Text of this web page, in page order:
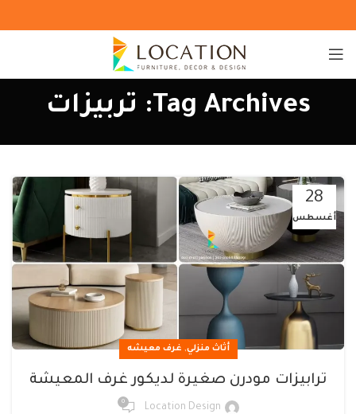
Tag Archives: تربيزات
28
أغسطس
أثاث منزلي, غرف معيشه
ترابيزات مودرن صغيرة لديكور غرف المعيشة
Location Design
0